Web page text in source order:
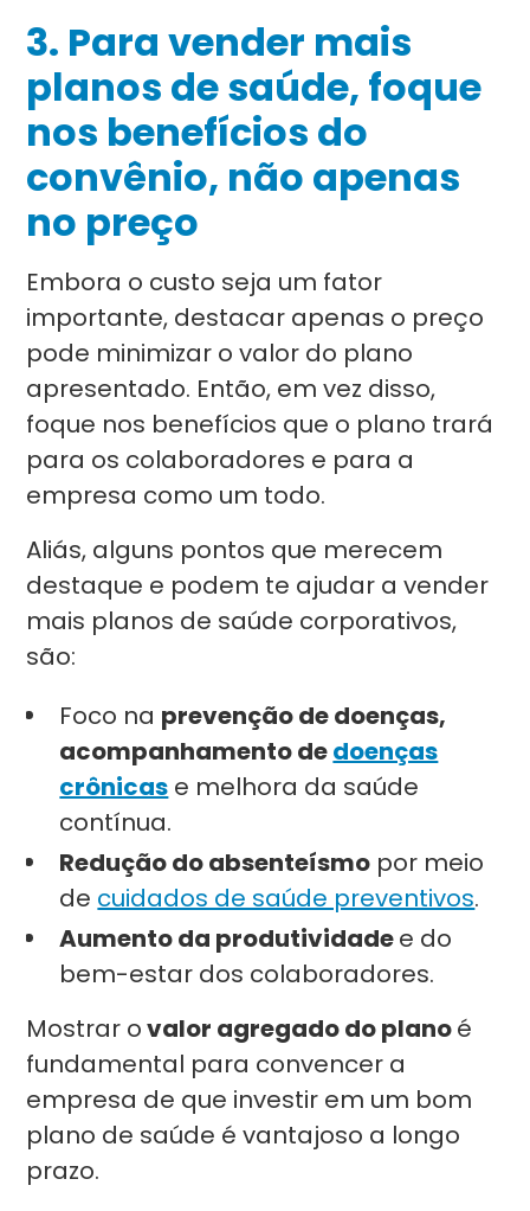
3. Para vender mais
planos de saúde, foque
nos benefícios do
convênio, não apenas
no preço
Embora o custo seja um fator
importante, destacar apenas o preço
pode minimizar o valor do plano
apresentado. Então, em vez disso,
foque nos benefícios que o plano trará
para os colaboradores e para a
empresa como um todo.
Aliás, alguns pontos que merecem
destaque e podem te ajudar a vender
mais planos de saúde corporativos,
são:
Foco na prevenção de doenças,
acompanhamento dedoenças
crônicas e melhora da saúde
contínua.
Redução do absenteísmo por meio
de cuidados de saúde preventivos.
Aumento da produtividadee do
bem-estar dos colaboradores.
Mostrar ovalor agregado do planoé
fundamental para convencer a
empresa de que investir em um bom
plano de saúde é vantajoso a longo
prazo.